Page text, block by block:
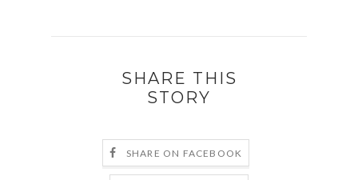
SHARE THIS
STORY
SHARE ON FACEBOOK